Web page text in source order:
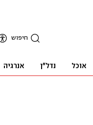
חיפוש
אוכל נדל"ן אנרגיה